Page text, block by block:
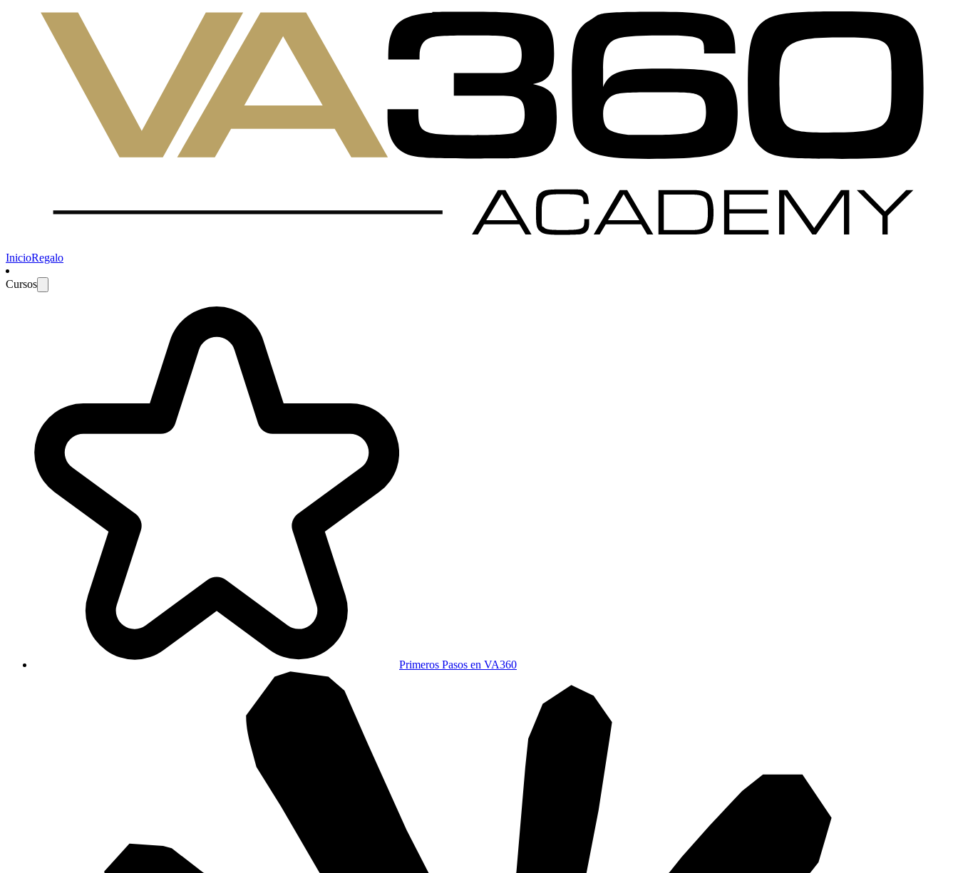
InicioRegalo
Cursos
Primeros Pasos en VA360